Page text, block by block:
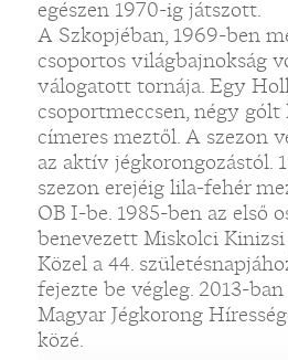
egészen 1970-ig játszott.
A Szkopjéban, 1969-ben
csoportos világbajnokság
válogatott tornája. Egy
csoportmeccsen, négy
címeres meztől. A szezon
az aktív jégkorongozástól.
szezon erejéig lila-fehér
OB I-be. 1985-ben az első
benevezett Miskolci
Közel a 44.
fejezte be végleg. 2013-
Magyar Jégkorong
közé.